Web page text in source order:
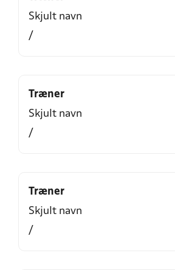
Skjult navn
/
Træner
Skjult navn
/
Træner
Skjult navn
/